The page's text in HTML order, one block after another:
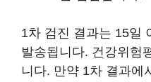
1차 검진 결과는 15일
발송됩니다. 건강위험
니다. 만약 1차 결과에